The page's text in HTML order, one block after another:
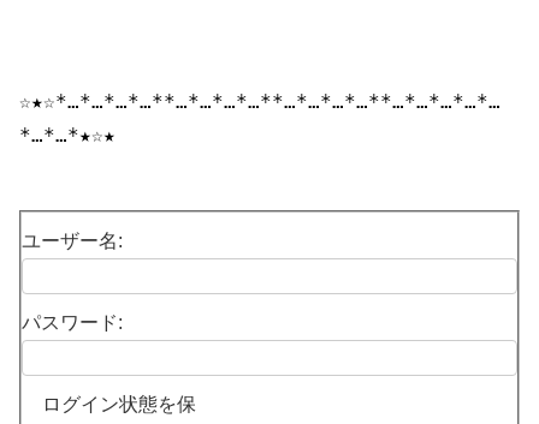
☆★☆*…*…*…*…**…*…*…*…**…*…*…*…**…*…*…*…*…
*…*…*★☆★
ユーザー名:
パスワード:
ログイン状態を保